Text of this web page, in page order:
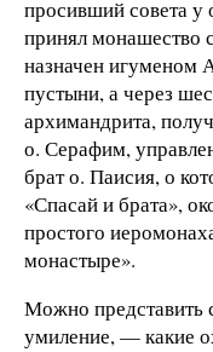
просивший совета у
принял монашество
назначен игуменом
пустыни, а через
архимандрита,
о. Серафим,
брат о. Паисия, о
«Спасай и брата»,
простого
монастыре».
Можно представить
умиление, — какие